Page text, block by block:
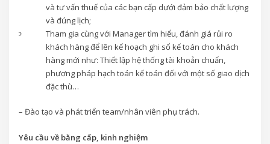
và tư vấn thuế của các bạn cấp dưới đảm bảo chất lượng
và đúng lịch;
Tham gia cùng với Manager tìm hiểu, đánh giá rủi ro
khách hàng để lên kế hoạch ghi sổ kế toán cho khách
hàng mới như: Thiết lập hệ thống tài khoản chuẩn,
phương pháp hạch toán kế toán đối với một số giao dịch
đặc thù…
– Đào tạo và phát triển team/nhân viên phụ trách.
Yêu cầu về bằng cấp, kinh nghiệm